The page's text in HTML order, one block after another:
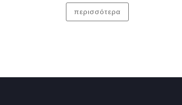
περισσότερα